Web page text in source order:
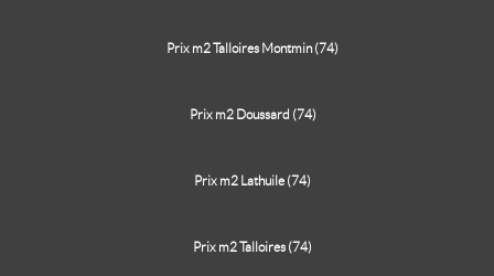
Prix m2 Talloires Montmin (74)
Prix m2 Doussard (74)
Prix m2 Lathuile (74)
Prix m2 Talloires (74)